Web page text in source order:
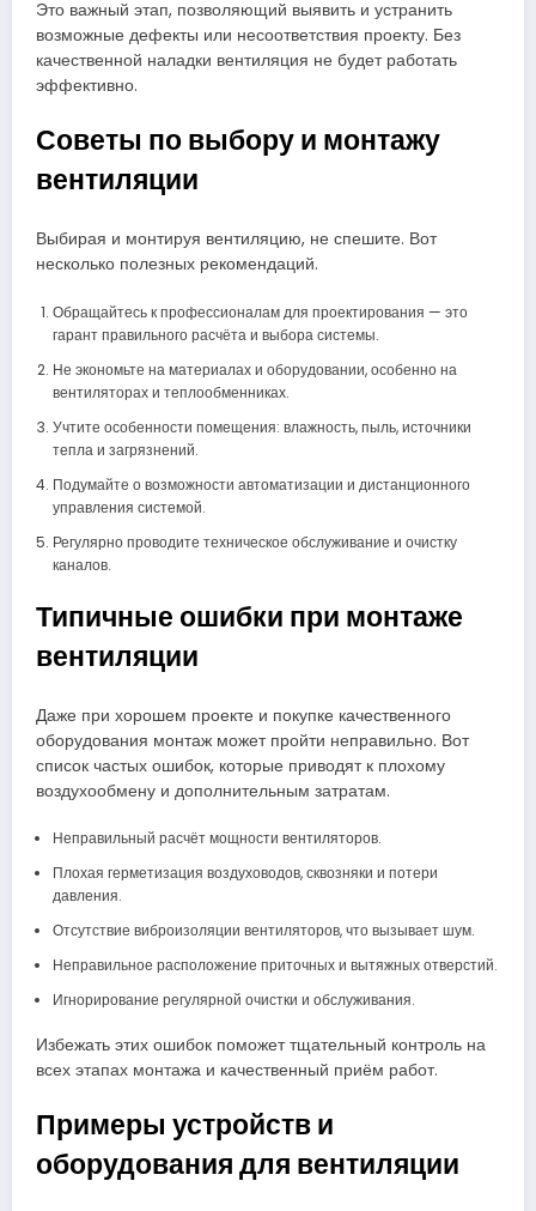
Это важный этап, позволяющий выявить и устранить
возможные дефекты или несоответствия проекту. Без
качественной наладки вентиляция не будет работать
эффективно.
Советы по выбору и монтажу
вентиляции
Выбирая и монтируя вентиляцию, не спешите. Вот
несколько полезных рекомендаций.
Обращайтесь к профессионалам для проектирования — это
гарант правильного расчёта и выбора системы.
Не экономьте на материалах и оборудовании, особенно на
вентиляторах и теплообменниках.
Учтите особенности помещения: влажность, пыль, источники
тепла и загрязнений.
Подумайте о возможности автоматизации и дистанционного
управления системой.
Регулярно проводите техническое обслуживание и очистку
каналов.
Типичные ошибки при монтаже
вентиляции
Даже при хорошем проекте и покупке качественного
оборудования монтаж может пройти неправильно. Вот
список частых ошибок, которые приводят к плохому
воздухообмену и дополнительным затратам.
Неправильный расчёт мощности вентиляторов.
Плохая герметизация воздуховодов, сквозняки и потери
давления.
Отсутствие виброизоляции вентиляторов, что вызывает шум.
Неправильное расположение приточных и вытяжных отверстий.
Игнорирование регулярной очистки и обслуживания.
Избежать этих ошибок поможет тщательный контроль на
всех этапах монтажа и качественный приём работ.
Примеры устройств и
оборудования для вентиляции